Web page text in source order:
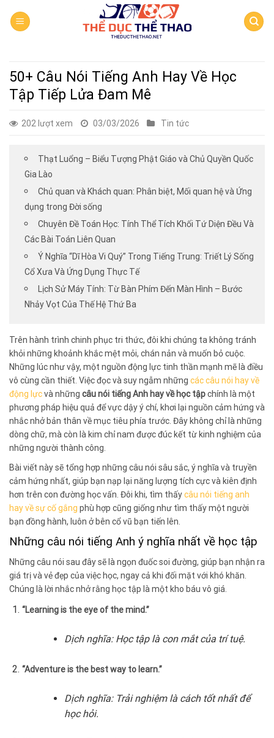
50+ Câu Nói Tiếng Anh Hay Về Học
Tập Tiếp Lửa Đam Mê
202 lượt xem 03/03/2026 Tin tức
Thạt Luổng – Biểu Tượng Phật Giáo và Chủ Quyền Quốc
Gia Lào
Chủ quan và Khách quan: Phân biệt, Mối quan hệ và Ứng
dụng trong Đời sống
Chuyên Đề Toán Học: Tính Thể Tích Khối Tứ Diện Đều Và
Các Bài Toán Liên Quan
Ý Nghĩa “Dĩ Hòa Vi Quý” Trong Tiếng Trung: Triết Lý Sống
Cổ Xưa Và Ứng Dụng Thực Tế
Lịch Sử Máy Tính: Từ Bàn Phím Đến Màn Hình – Bước
Nhảy Vọt Của Thế Hệ Thứ Ba
Trên hành trình chinh phục tri thức, đôi khi chúng ta không tránh
khỏi những khoảnh khắc mệt mỏi, chán nản và muốn bỏ cuộc.
Những lúc như vậy, một nguồn động lực tinh thần mạnh mẽ là điều
vô cùng cần thiết. Việc đọc và suy ngẫm những các câu nói hay về
động lựcvà những câu nói tiếng Anh hay về học tậpchính là một
phương pháp hiệu quả để vực dậy ý chí, khơi lại nguồn cảm hứng và
nhắc nhở bản thân về mục tiêu phía trước. Đây không chỉ là những
dòng chữ, mà còn là kim chỉ nam được đúc kết từ kinh nghiệm của
những người thành công.
Bài viết này sẽ tổng hợp những câu nói sâu sắc, ý nghĩa và truyền
cảm hứng nhất, giúp bạn nạp lại năng lượng tích cực và kiên định
hơn trên con đường học vấn. Đôi khi, tìm thấycâu nói tiếng anh
hay về sự cố gắng phù hợp cũng giống như tìm thấy một người
bạn đồng hành, luôn ở bên cổ vũ bạn tiến lên.
Những câu nói tiếng Anh ý nghĩa nhất về học tập
Những câu nói sau đây sẽ là ngọn đuốc soi đường, giúp bạn nhận ra
giá trị và vẻ đẹp của việc học, ngay cả khi đối mặt với khó khăn.
Chúng là lời nhắc nhở rằng học tập là một kho báu vô giá.
“Learning is the eye of the mind.”
Dịch nghĩa: Học tập là con mắt của trí tuệ.
“Adventure is the best way to learn.”
Dịch nghĩa: Trải nghiệm là cách tốt nhất để
học hỏi.